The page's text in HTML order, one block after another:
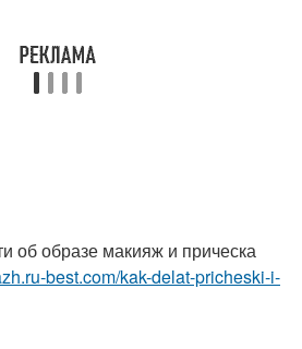
об образе макияж и прическа
best.com/kak-delat-pricheski-i-